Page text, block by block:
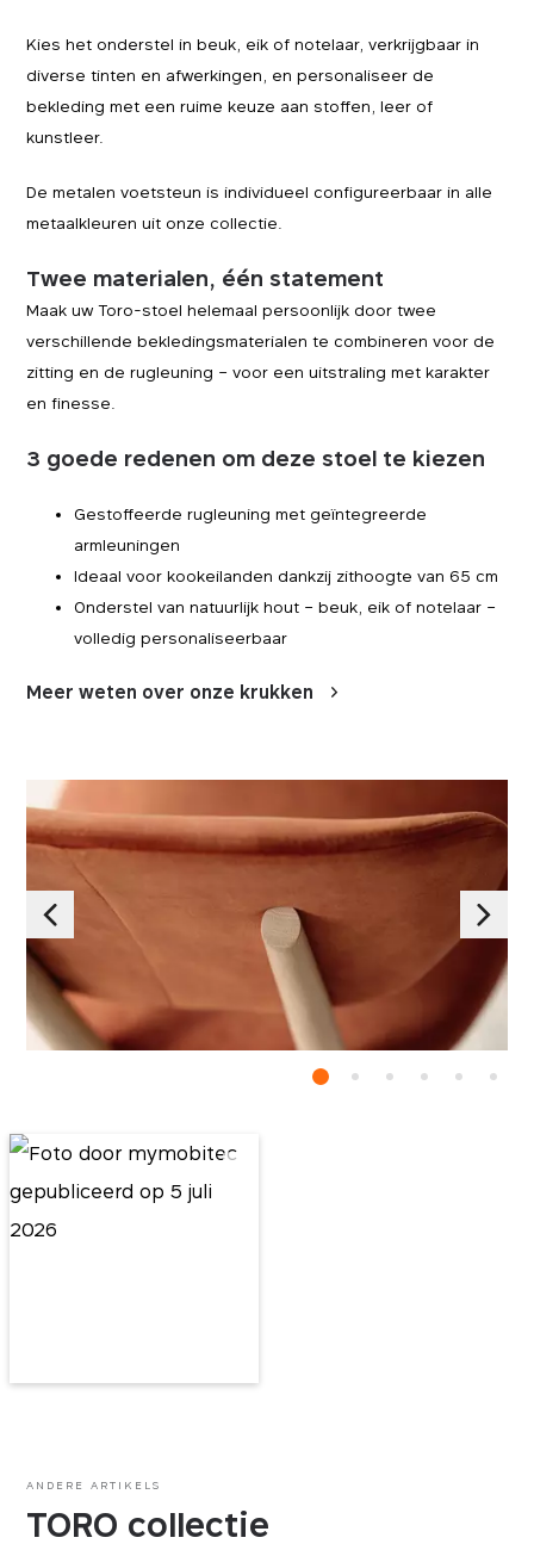
Kies het onderstel in beuk, eik of notelaar, verkrijgbaar in
diverse tinten en afwerkingen, en personaliseer de
bekleding met een ruime keuze aan stoffen, leer of
kunstleer.
De metalen voetsteun is individueel configureerbaar in alle
metaal­kleuren uit onze collectie.
Twee materialen, één statement
Maak uw Toro-stoel helemaal persoonlijk door twee
verschillende bekledingsmaterialen te combineren voor de
zitting en de rugleuning – voor een uitstraling met karakter
en finesse.
3 goede redenen om deze stoel te kiezen
Gestoffeerde rugleuning met geïntegreerde
armleuningen
Ideaal voor kookeilanden dankzij zithoogte van 65 cm
Onderstel van natuurlijk hout – beuk, eik of notelaar –
volledig personaliseerbaar
Meer weten over onze krukken
ANDERE ARTIKELS
TORO collectie